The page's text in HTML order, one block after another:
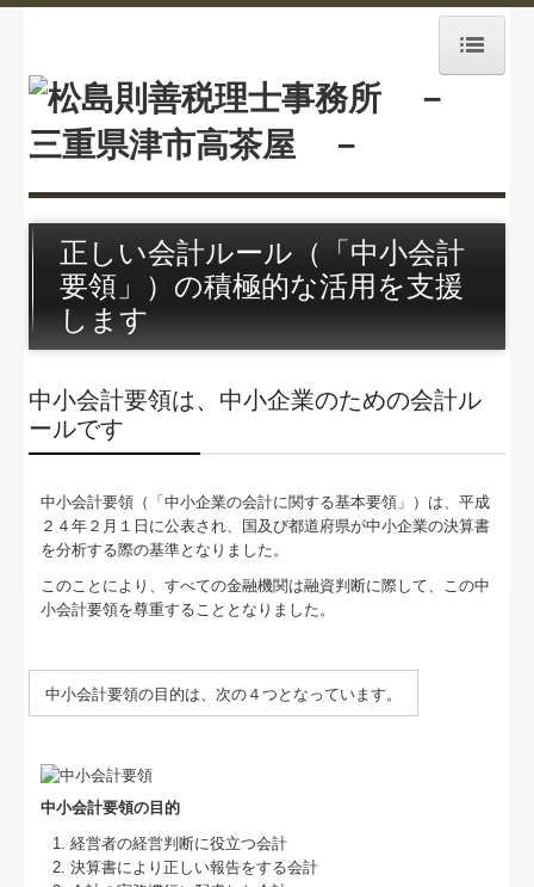
ホーム
業務案内
経営理念
事務所紹介
事務所通信
相続税料金案内
セミナー案内
リンク集
病院・診療所の皆様へ
関与先向け融資商品ご紹介
経営者お役立ち情報
正しい会計ルール（「中小会計
要領」）の積極的な活用を支援
します
中小会計要領は、中小企業のための会計ル
ールです
中小会計要領（「中小企業の会計に関する基本要領」）は、平成
２４年２月１日に公表され、国及び都道府県が中小企業の決算書
を分析する際の基準となりました。
このことにより、すべての金融機関は融資判断に際して、この中
小会計要領を尊重することとなりました。
中小会計要領の目的は、次の４つとなっています。
中小会計要領の目的
経営者の経営判断に役立つ会計
決算書により正しい報告をする会計